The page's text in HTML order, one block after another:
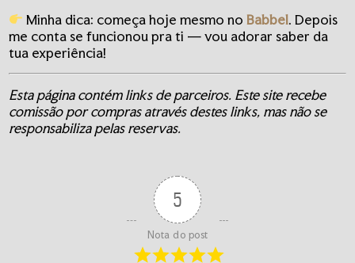
Minha dica: começa hoje mesmo no Babbel. Depois
me conta se funcionou pra ti — vou adorar saber da
tua experiência!
Esta página contém links de parceiros. Este site recebe
comissão por compras através destes links, mas não se
responsabiliza pelas reservas.
5
Nota do post